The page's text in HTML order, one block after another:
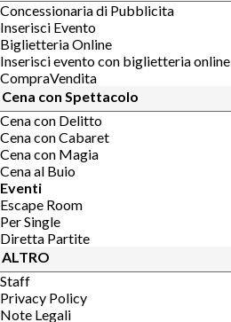
Concessionaria di Pubblicita
Inserisci Evento
Biglietteria Online
Inserisci evento con biglietteria online
CompraVendita
Cena con Spettacolo
Cena con Delitto
Cena con Cabaret
Cena con Magia
Cena al Buio
Eventi
Escape Room
Per Single
Diretta Partite
ALTRO
Staff
Privacy Policy
Note Legali